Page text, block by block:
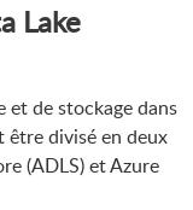
Lake
et de stockage dans
être divisé en deux
(ADLS) et Azure